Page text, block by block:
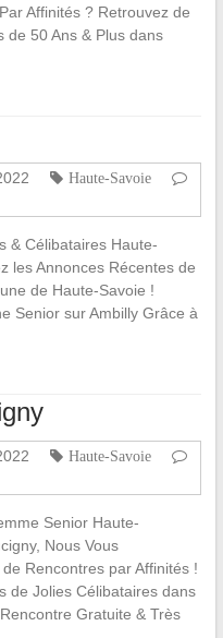
Affinités ? Retrouvez de
de 50 Ans & Plus dans
Haute-Savoie
& Célibataires Haute-
les Annonces Récentes de
de Haute-Savoie !
Senior sur Ambilly Grâce à
Haute-Savoie
Senior Haute-
Nous Vous
Rencontres par Affinités !
de Jolies Célibataires dans
Gratuite & Très